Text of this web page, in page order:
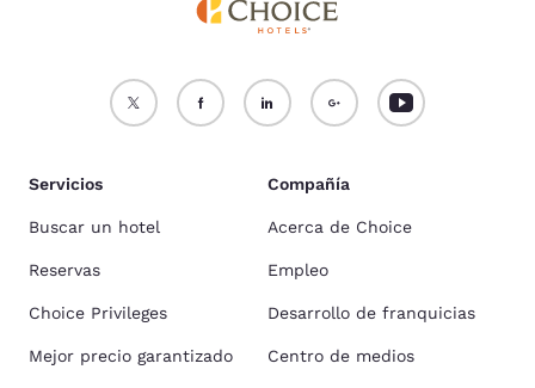
Servicios
Buscar un hotel
Reservas
Choice Privileges
Mejor precio garantizado
Compañía
Acerca de Choice
Empleo
Desarrollo de franquicias
Centro de medios